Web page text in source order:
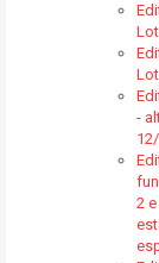
-
2